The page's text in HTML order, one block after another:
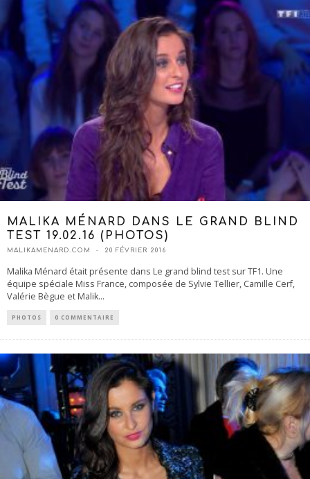
MALIKA MÉNARD DANS LE GRAND BLIND
TEST 19.02.16 (PHOTOS)
MALIKAMENARD.COM 20 FÉVRIER 2016
Malika Ménard était présente dans Le grand blind test sur TF1. Une
équipe spéciale Miss France, composée de Sylvie Tellier, Camille Cerf,
Valérie Bègue et Malik...
PHOTOS 0 COMMENTAIRE